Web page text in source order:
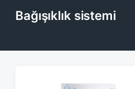
Bağışıklık sistemi